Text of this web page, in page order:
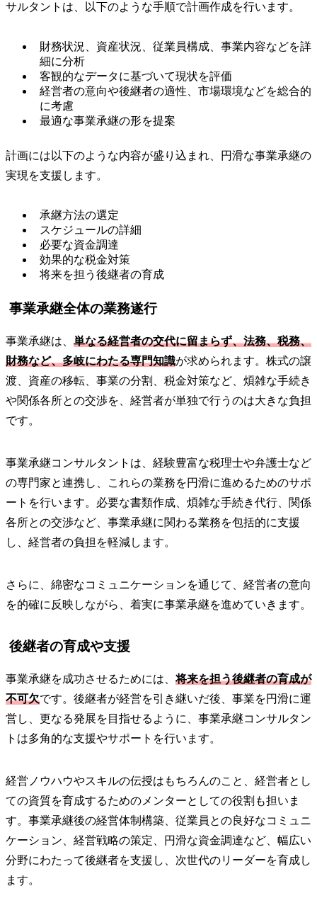
サルタントは、以下のような手順で計画作成を行います。
財務状況、資産状況、従業員構成、事業内容などを詳
細に分析
客観的なデータに基づいて現状を評価
経営者の意向や後継者の適性、市場環境などを総合的
に考慮
最適な事業承継の形を提案
計画には以下のような内容が盛り込まれ、円滑な事業承継の
実現を支援します。
承継方法の選定
スケジュールの詳細
必要な資金調達
効果的な税金対策
将来を担う後継者の育成
事業承継全体の業務遂行
事業承継は、 単なる経営者の交代に留まらず、法務、税務、
財務など、多岐にわたる専門知識が求められます。株式の譲
渡、資産の移転、事業の分割、税金対策など、煩雑な手続き
や関係各所との交渉を、経営者が単独で行うのは大きな負担
です。
事業承継コンサルタントは、経験豊富な税理士や弁護士など
の専門家と連携し、これらの業務を円滑に進めるためのサポ
ートを行います。必要な書類作成、煩雑な手続き代行、関係
各所との交渉など、事業承継に関わる業務を包括的に支援
し、経営者の負担を軽減します。
さらに、綿密なコミュニケーションを通じて、経営者の意向
を的確に反映しながら、着実に事業承継を進めていきます。
後継者の育成や支援
事業承継を成功させるためには、将来を担う後継者の育成が
不可欠です。後継者が経営を引き継いだ後、事業を円滑に運
営し、更なる発展を目指せるように、事業承継コンサルタン
トは多角的な支援やサポートを行います。
経営ノウハウやスキルの伝授はもちろんのこと、経営者とし
ての資質を育成するためのメンターとしての役割も担いま
す。事業承継後の経営体制構築、従業員との良好なコミュニ
ケーション、経営戦略の策定、円滑な資金調達など、幅広い
分野にわたって後継者を支援し、次世代のリーダーを育成し
ます。